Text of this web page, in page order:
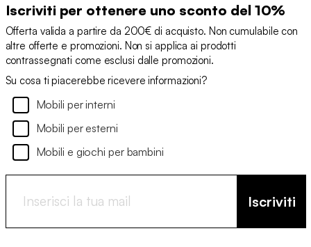
Iscriviti per ottenere uno sconto del 10%
Offerta valida a partire da 200€ di acquisto. Non cumulabile con
altre offerte e promozioni. Non si applica ai prodotti
contrassegnati come esclusi dalle promozioni.
Su cosa ti piacerebbe ricevere informazioni?
Mobili per interni
Mobili per esterni
Mobili e giochi per bambini
Iscriviti